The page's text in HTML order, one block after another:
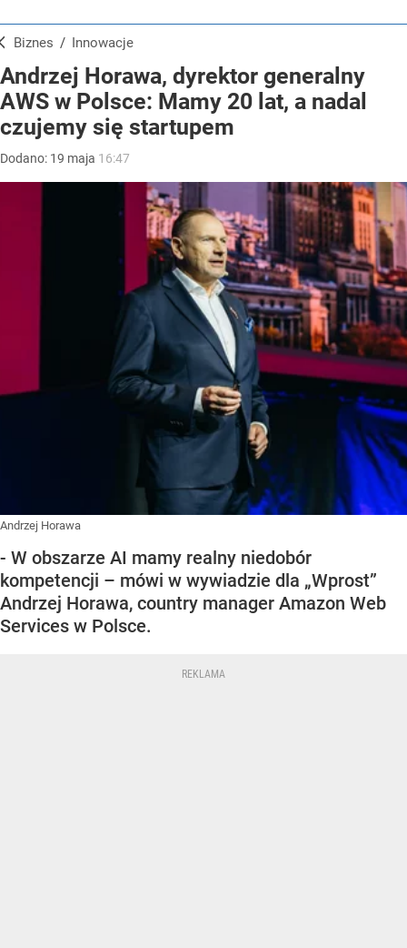
Biznes / Innowacje
Andrzej Horawa, dyrektor generalny
AWS w Polsce: Mamy 20 lat, a nadal
czujemy się startupem
Dodano: 19 maja 16:47
Andrzej Horawa
- W obszarze AI mamy realny niedobór
kompetencji – mówi w wywiadzie dla „Wprost”
Andrzej Horawa, country manager Amazon Web
Services w Polsce.